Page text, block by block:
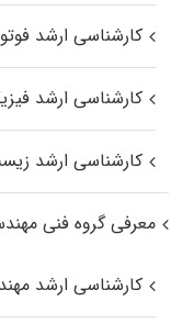
کارشناسی ارشد
کارشناسی ارشد
کارشناسی ارشد
معرفی گروه فنی
کارشناسی ارشد